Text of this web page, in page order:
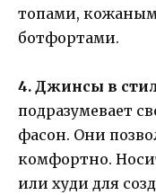
топами,
ботфортами.
4. Джинсы в
подразумевает
фасон. Они
комфортно.
или худи для